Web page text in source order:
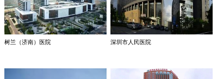
树兰（济南）医院 深圳市人民医院